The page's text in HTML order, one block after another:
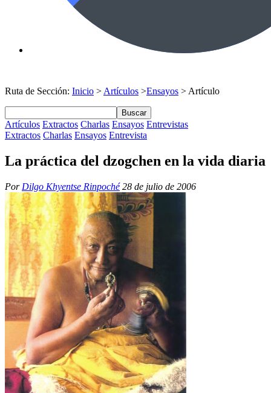
Ruta de Sección: Inicio > Artículos >Ensayos > Artículo
Buscar
Artículos Extractos Charlas Ensayos Entrevistas
Extractos Charlas Ensayos Entrevista
La práctica del dzogchen en la vida diaria
Por Dilgo Khyentse Rinpoché 28 de julio de 2006